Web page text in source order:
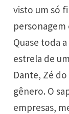
visto um só
personagem
Quase toda
estrela de
Dante, Zé
gênero. O
empresas,